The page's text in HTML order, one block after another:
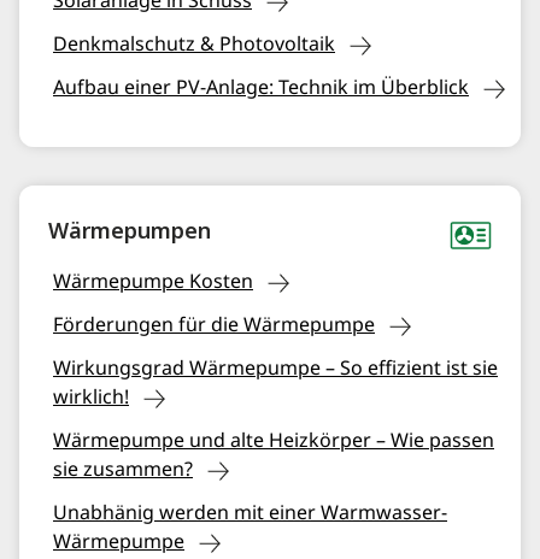
Denkmalschutz & Photovoltaik
Aufbau einer PV-Anlage: Technik im Überblick
Wärmepumpen
Wärmepumpe Kosten
Förderungen für die Wärmepumpe
Wirkungsgrad Wärmepumpe – So effizient ist sie
wirklich!
Wärmepumpe und alte Heizkörper – Wie passen
sie zusammen?
Unabhänig werden mit einer Warmwasser-
Wärmepumpe